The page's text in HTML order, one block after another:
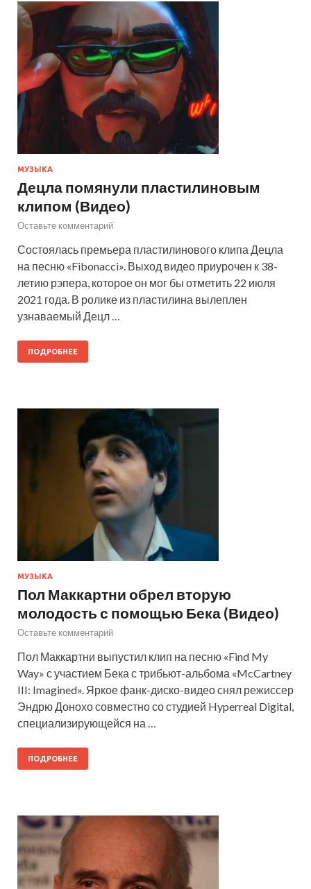
МУЗЫКА
Децла помянули пластилиновым
клипом (Видео)
Оставьте комментарий
Состоялась премьера пластилинового клипа Децла
на песню «Fibonacci». Выход видео приурочен к 38-
летию рэпера, которое он мог бы отметить 22 июля
2021 года. В ролике из пластилина вылеплен
узнаваемый Децл …
ПОДРОБНЕЕ
МУЗЫКА
Пол Маккартни обрел вторую
молодость с помощью Бека (Видео)
Оставьте комментарий
Пол Маккартни выпустил клип на песню «Find My
Way» с участием Бека с трибьют-альбома «McCartney
III: Imagined». Яркое фанк-диско-видео снял режиссер
Эндрю Донохо совместно со студией Hyperreal Digital,
специализирующейся на …
ПОДРОБНЕЕ